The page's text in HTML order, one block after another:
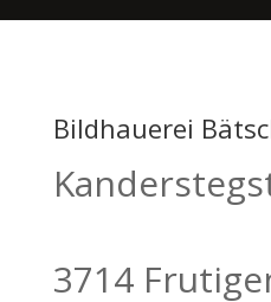
Bildhauerei
3714